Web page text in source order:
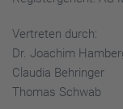
Vertreten durch:
Dr. Joachim
Claudia Behringer
Thomas Schwab